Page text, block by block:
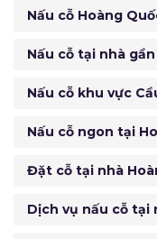
Nấu cỗ Hoàng
Nấu cỗ tại nhà
Nấu cỗ khu vực
Nấu cỗ ngon tại
Đặt cỗ tại nhà
Dịch vụ nấu cỗ tại